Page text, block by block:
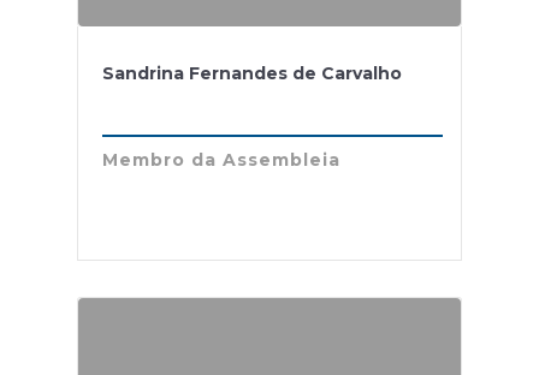
Sandrina Fernandes de Carvalho
Membro da Assembleia